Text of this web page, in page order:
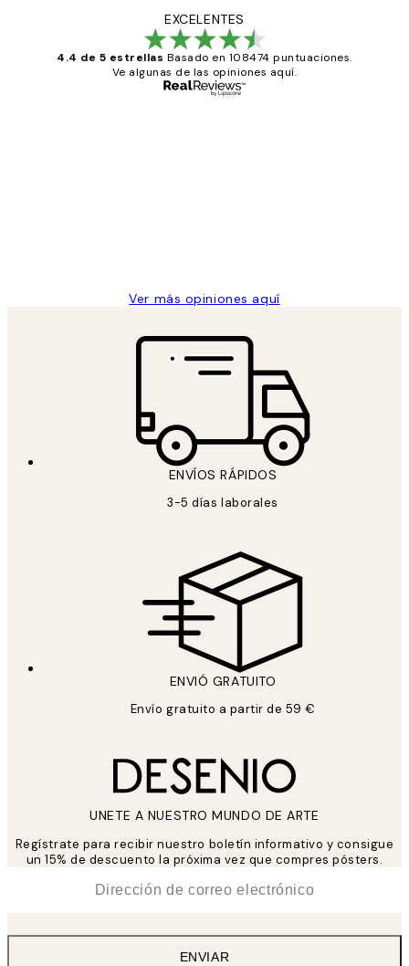
EXCELENTES
4.4 de 5 estrellas Basado en 108474 puntuaciones.
Ve algunas de las opiniones aquí.
Ver más opiniones aquí
ENVÍOS RÁPIDOS
3-5 días laborales
ENVIÓ GRATUITO
Envío gratuito a partir de 59 €
UNETE A NUESTRO MUNDO DE ARTE
Regístrate para recibir nuestro boletín informativo y consigue
un 15% de descuento la próxima vez que compres pósters.
ENVIAR